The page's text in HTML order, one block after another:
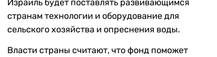
Израиль будет поставлять развивающимся
странам технологии и оборудование для
сельского хозяйства и опреснения воды.
Власти страны считают, что фонд поможет